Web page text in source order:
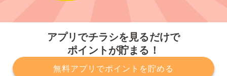
アプリでチラシを見るだけで
ポイントが貯まる！
無料アプリでポイントを貯める